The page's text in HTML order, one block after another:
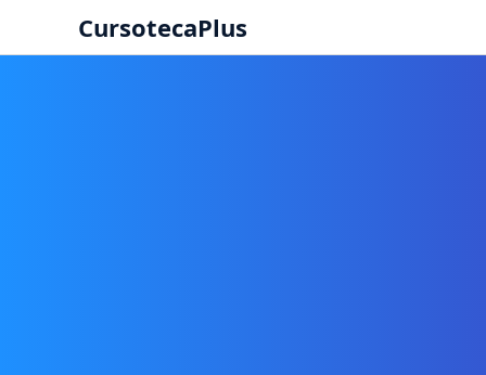
CursotecaPlus